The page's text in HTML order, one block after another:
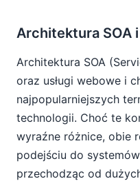
Architektura SOA
Architektura SOA
oraz usługi webowe i
najpopularniejszych
technologii. Choć te
wyraźne różnice, obie
podejściu do
przechodząc od